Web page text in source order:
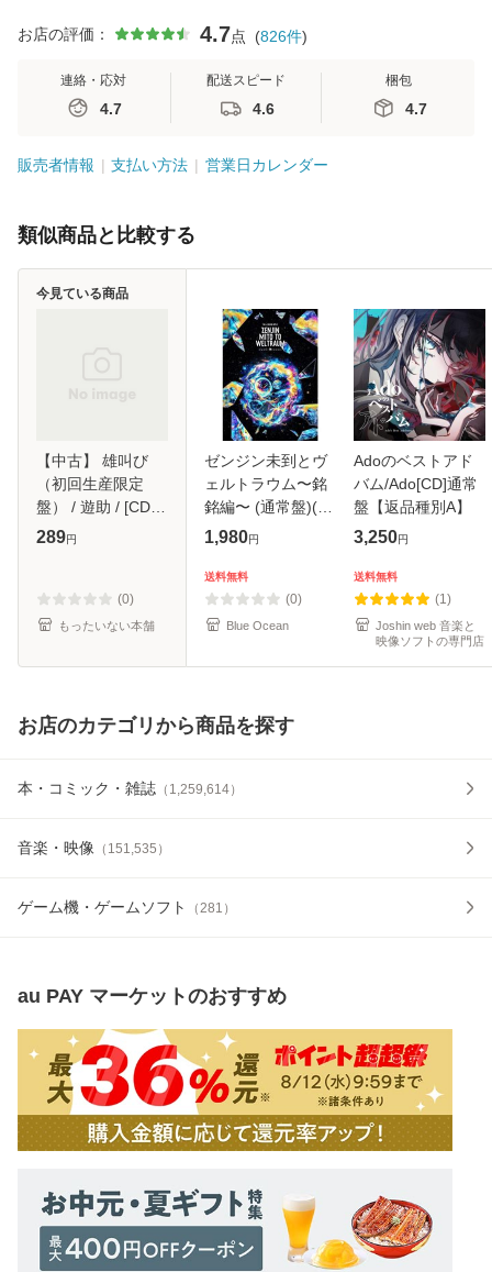
お店の評価： 4.7点 (826件)
連絡・応対
4.7
配送スピード
4.6
梱包
4.7
販売者情報 支払い方法 営業日カレンダー
類似商品と比較する
【中古】 雄叫び
（初回生産限定
盤） / 遊助 / [CD]
【メール便送料無
289円
(0)
もったいない本舗
今見ている商品
ゼンジン未到とヴ
ェルトラウム〜銘
銘編〜 (通常盤)(2
枚組) [DVD]
1,980円
送料無料
(0)
Blue Ocean
Adoのベストアド
バム/Ado[CD]通常
盤【返品種別A】
3,250円
送料無料
(1)
Joshin web 音楽と
映像ソフトの専門店
お店のカテゴリから商品を探す
本・コミック・雑誌 （ 1,259,614）
音楽・映像 （ 151,535 ）
ゲーム機・ゲームソフト （281 ）
au PAY マーケットのおすすめ